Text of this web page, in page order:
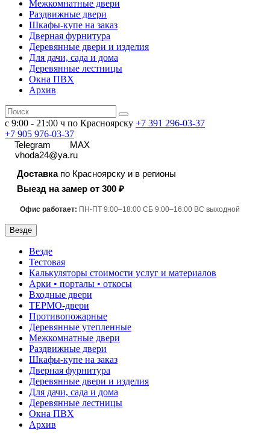
Межкомнатные двери
Раздвижные двери
Шкафы-купе на заказ
Дверная фурнитура
Деревянные двери и изделия
Для дачи, сада и дома
Деревянные лестницы
Окна ПВХ
Архив
с 9:00 - 21:00 ч по Красноярску +7 391 296-03-37
+7 905 976-03-37
Telegram
MAX
vhoda24@ya.ru
Доставкапо Красноярску и в регионы
Выезд на замер от 300 ₽
Офис работает: ПН-ПТ 9:00–18:00 СБ 9:00–16:00 ВС выходной
Везде
Везде
Тестовая
Калькуляторы стоимости услуг и материалов
Арки • порталы • откосы
Входные двери
ТЕРМО-двери
Противопожарные
Деревянные утепленные
Межкомнатные двери
Раздвижные двери
Шкафы-купе на заказ
Дверная фурнитура
Деревянные двери и изделия
Для дачи, сада и дома
Деревянные лестницы
Окна ПВХ
Архив